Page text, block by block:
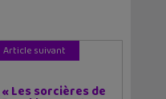
Article suivant
« Les sorcières de